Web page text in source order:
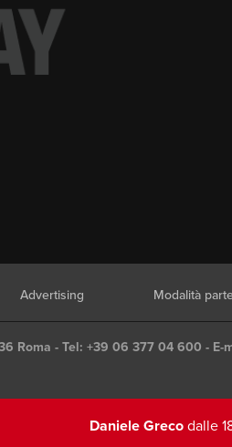
Daniele Greco dalle
Advertising Modalità
Roma - Tel: +39 06 377 04 600 - E-